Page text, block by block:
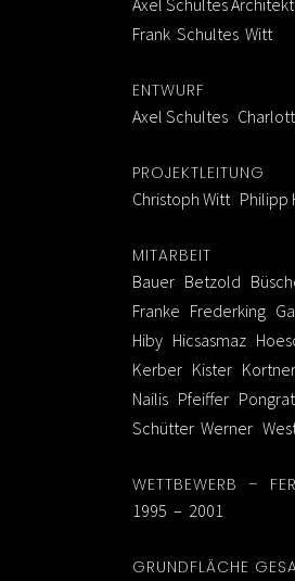
Axel Schultes
Frank Schultes Witt
ENTWURF
Axel Schultes
PROJEKTLEITUNG
Christoph Witt Philipp
MITARBEIT
Bauer Betzold
Franke Frederking
Hiby Hicsasmaz
Kerber Kister
Nailis Pfeiffer
Schütter Werner
WETTBEWERB –
1995 – 2001
GRUNDFLÄCHE